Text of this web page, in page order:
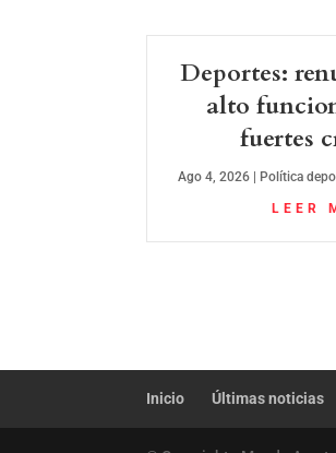
Deportes:
alto
fuertes
Ago 4, 2026 Política
LEER
Inicio Últimas noticias